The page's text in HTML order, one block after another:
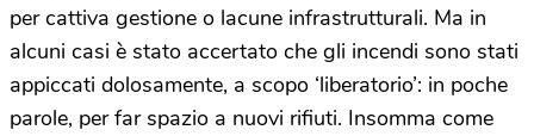
per cattiva gestione o lacune infrastrutturali. Ma in
alcuni casi è stato accertato che gli incendi sono stati
appiccati dolosamente, a scopo ‘liberatorio’: in poche
parole, per far spazio a nuovi rifiuti. Insomma come